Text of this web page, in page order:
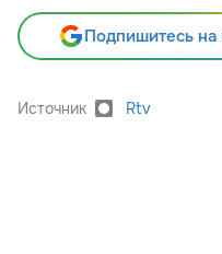
Подпишитесь на
Источник Rtv